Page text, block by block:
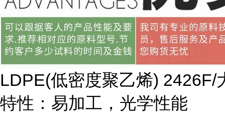
LDPE(低密度聚乙烯) 2426F/
特性：易加工，光学性能